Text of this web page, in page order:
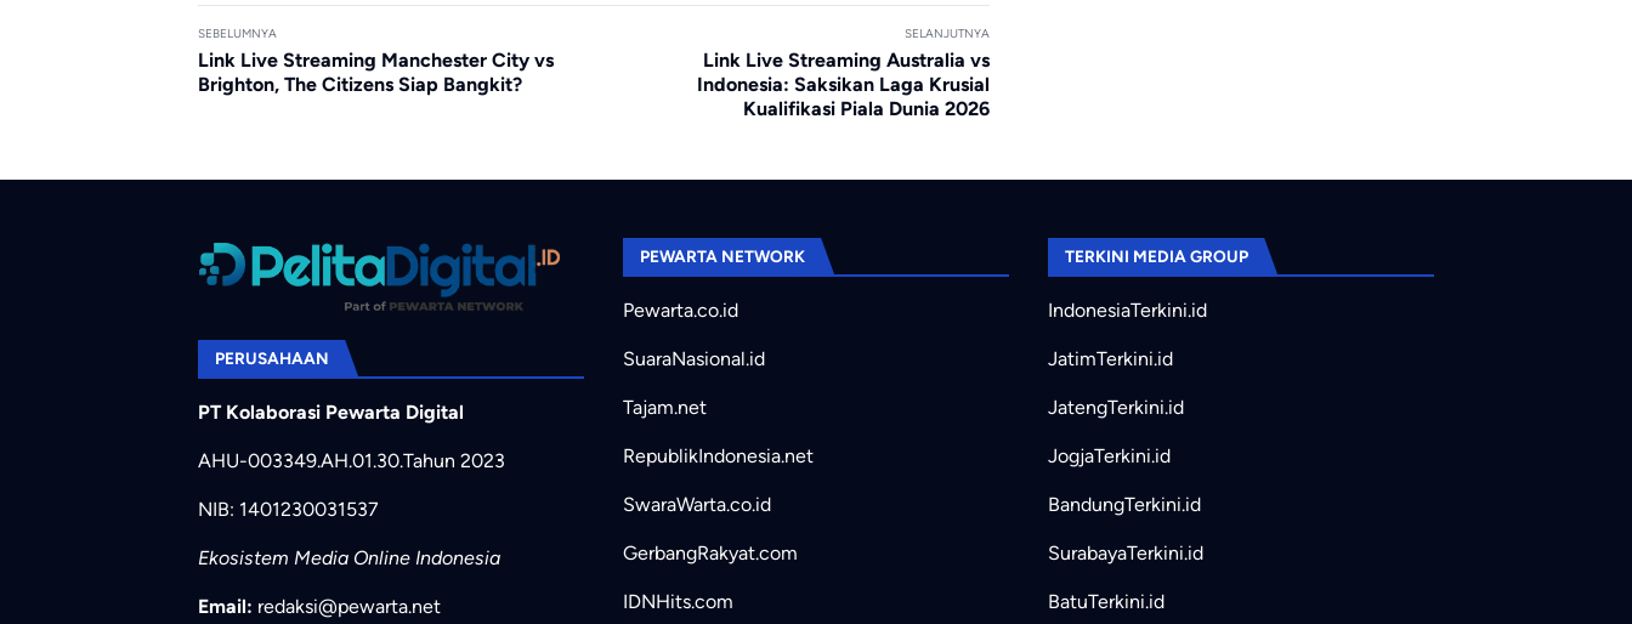
SEBELUMNYA
Link Live Streaming Manchester City vs
Brighton, The Citizens Siap Bangkit?
SELANJUTNYA
Link Live Streaming Australia vs
Indonesia: Saksikan Laga Krusial
Kualifikasi Piala Dunia 2026
PERUSAHAAN
PT Kolaborasi Pewarta Digital
AHU-003349.AH.01.30.Tahun 2023
NIB: 1401230031537
Ekosistem Media Online Indonesia
Email: redaksi@pewarta.net
PEWARTA NETWORK
Pewarta.co.id
SuaraNasional.id
Tajam.net
RepublikIndonesia.net
SwaraWarta.co.id
GerbangRakyat.com
IDNHits.com
TERKINI MEDIA GROUP
IndonesiaTerkini.id
JatimTerkini.id
JatengTerkini.id
JogjaTerkini.id
BandungTerkini.id
SurabayaTerkini.id
BatuTerkini.id